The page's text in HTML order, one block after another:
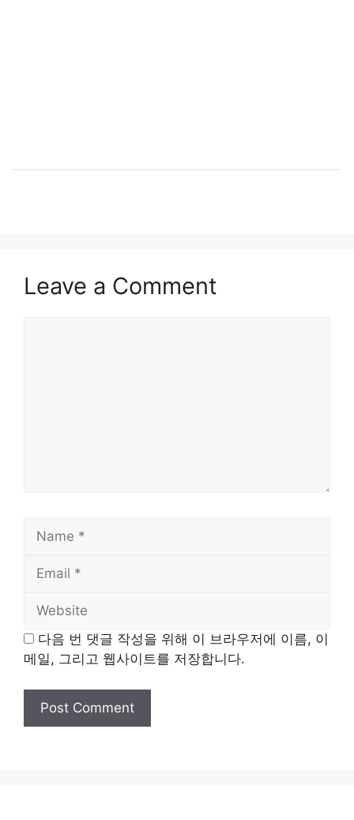
Leave a Comment
Name
Email
Website
다음 번 댓글 작성을 위해 이 브라우저에 이름, 이
메일, 그리고 웹사이트를 저장합니다.